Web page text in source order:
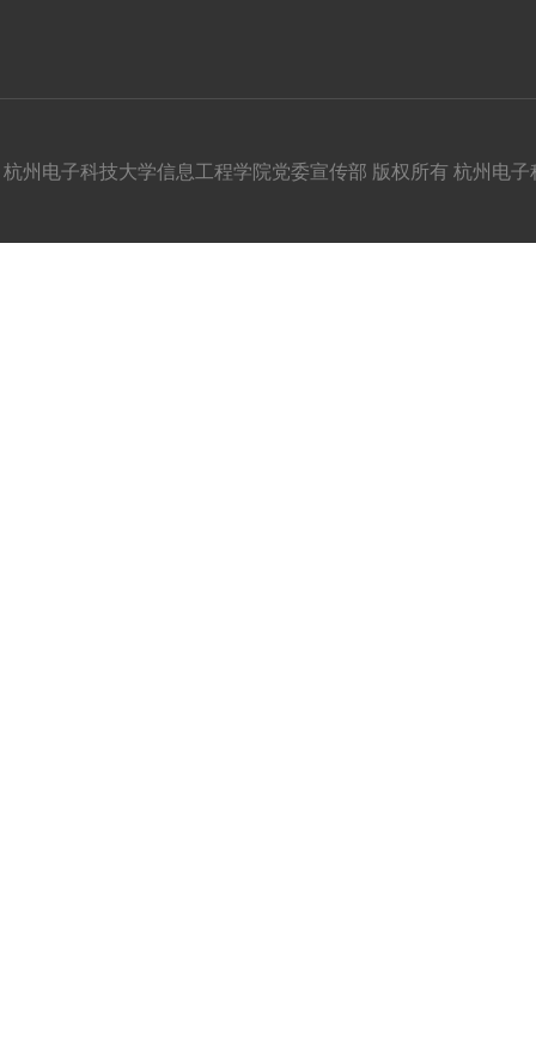
杭州电子科技大学信息工程学院党委宣传部 版权所有 杭州电